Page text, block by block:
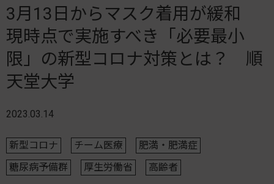
インスリン製剤 薬物療法 食事療法 運動療法
合併症 ガイドライン
3月13日からマスク着用が緩和
現時点で実施すべき「必要最小
限」の新型コロナ対策とは？ 順
天堂大学
2023.03.14
新型コロナ チーム医療
肥満・肥満症
糖尿病予備群
厚生労働省 高齢者